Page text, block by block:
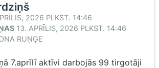
2026 PLKST. 14:46
13. APRĪLIS, 2026 PLKST. 14:46
RUŅĢE
7.aprīlī aktīvi darbojās 99 tirgotāji